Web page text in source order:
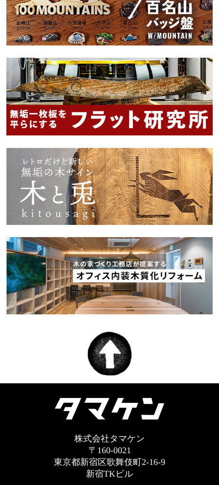
株式会社タマケン
〒160-0021
東京都新宿区歌舞伎町2-16-9
新宿TKビル